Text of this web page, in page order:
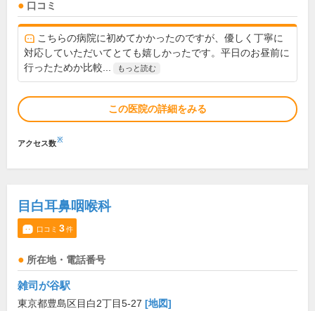
口コミ
こちらの病院に初めてかかったのですが、優しく丁寧に
対応していただいてとても嬉しかったです。平日のお昼前に
行ったためか比較...
もっと読む
この医院の詳細をみる
アクセス数※
目白耳鼻咽喉科
口コミ 3件
所在地・電話番号
雑司が谷駅
東京都豊島区目白2丁目5-27 [地図]